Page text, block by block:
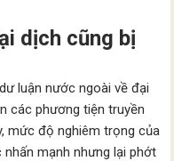
dịch cũng bị
luận nước ngoài về đại
các phương tiện truyền
mức độ nghiêm trọng của
mạnh nhưng lại phớt